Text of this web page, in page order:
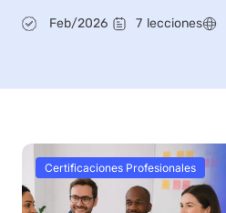
Feb/2026
7 lecciones
Certificaciones Profesionales